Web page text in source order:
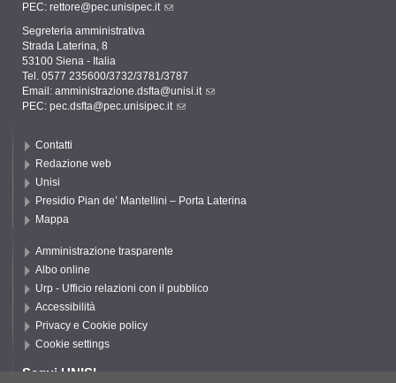
PEC: rettore@pec.unisipec.it
Segreteria amministrativa
Strada Laterina, 8
53100 Siena - Italia
Tel. 0577 235600/3732/3781/3787
Email: amministrazione.dsfta@unisi.it
PEC: pec.dsfta@pec.unisipec.it
Contatti
Redazione web
Unisi
Presidio Pian de’ Mantellini – Porta Laterina
Mappa
Amministrazione trasparente
Albo online
Urp - Ufficio relazioni con il pubblico
Accessibilità
Privacy e Cookie policy
Cookie settings
Segui UNISI